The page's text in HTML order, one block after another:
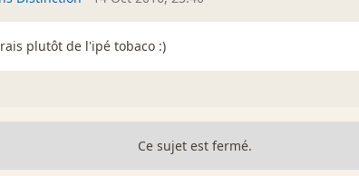
plutôt de l'ipé tobaco :)
Ce sujet est fermé.